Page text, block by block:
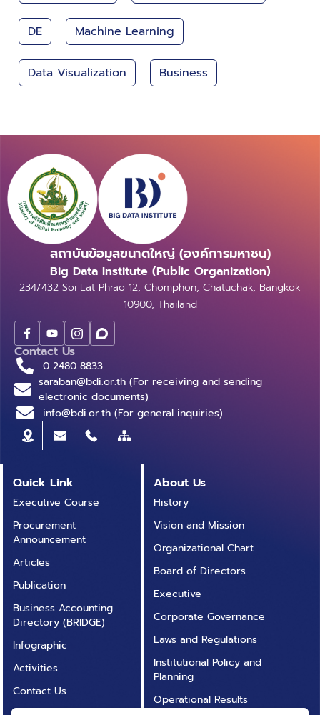
DE Machine Learning
Data Visualization Business
สถาบันข้อมูลขนาดใหญ่ (องค์การมหาชน)
Big Data Institute (Public Organization)
234/432 Soi Lat Phrao 12, Chomphon, Chatuchak, Bangkok
10900, Thailand
Contact Us
0 2480 8833
saraban@bdi.or.th (For receiving and sending
electronic documents)
info@bdi.or.th (For general inquiries)
Quick Link
Executive Course
Procurement
Announcement
Articles
Publication
Business Accounting
Directory (BRIDGE)
Infographic
Activities
Contact Us
About Us
History
Vision and Mission
Organizational Chart
Board of Directors
Executive
Corporate Governance
Laws and Regulations
Institutional Policy and
Planning
Operational Results